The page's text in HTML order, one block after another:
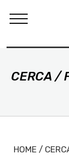
CERCA /
HOME /